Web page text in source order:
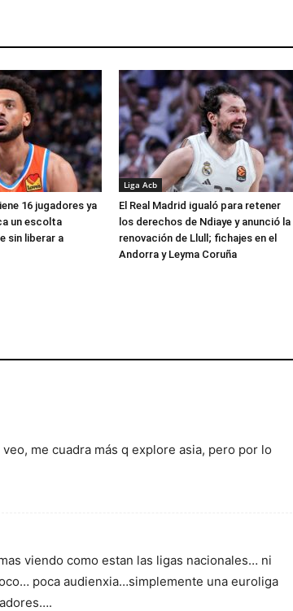
16 jugadores ya
un escolta
sin liberar a
Liga Acb
El Real Madrid igualó para retener
los derechos de Ndiaye y anunció la
renovación de Llull; fichajes en el
Andorra y Leyma Coruña
me cuadra más q explore asia, pero por lo
viendo como estan las ligas nacionales… ni
poca audienxia…simplemente una euroliga